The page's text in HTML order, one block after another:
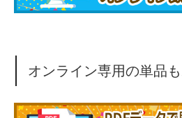
オンライン専用の単品も